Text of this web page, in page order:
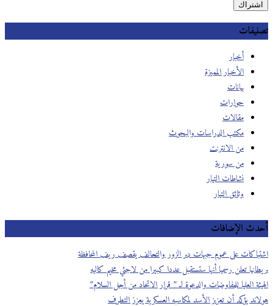
تصنيفات
أخبار
الأخبار المميزة
بيانات
حوارات
مقالات
مكتب الدراسات والبحوث
من الانترنت
من سورية
نشاطات التيار
وثائق التيار
أحدث الإضافات
اشتباكات على عموم جبهات دير الزور والتحالف يقصف ريف المحافظة
بريطانيا تعلن رسميا أنها ستستقبل عددا كبيرا من لاجئي مخيم كاليه
الهيئة العليا للمفاوضات والدعوة لـ ” قرار الاتحاد من أجل السلام”
هولاند يؤكد أن تعزيز الأسد لمكاسبه العسكرية يعزز التطرف